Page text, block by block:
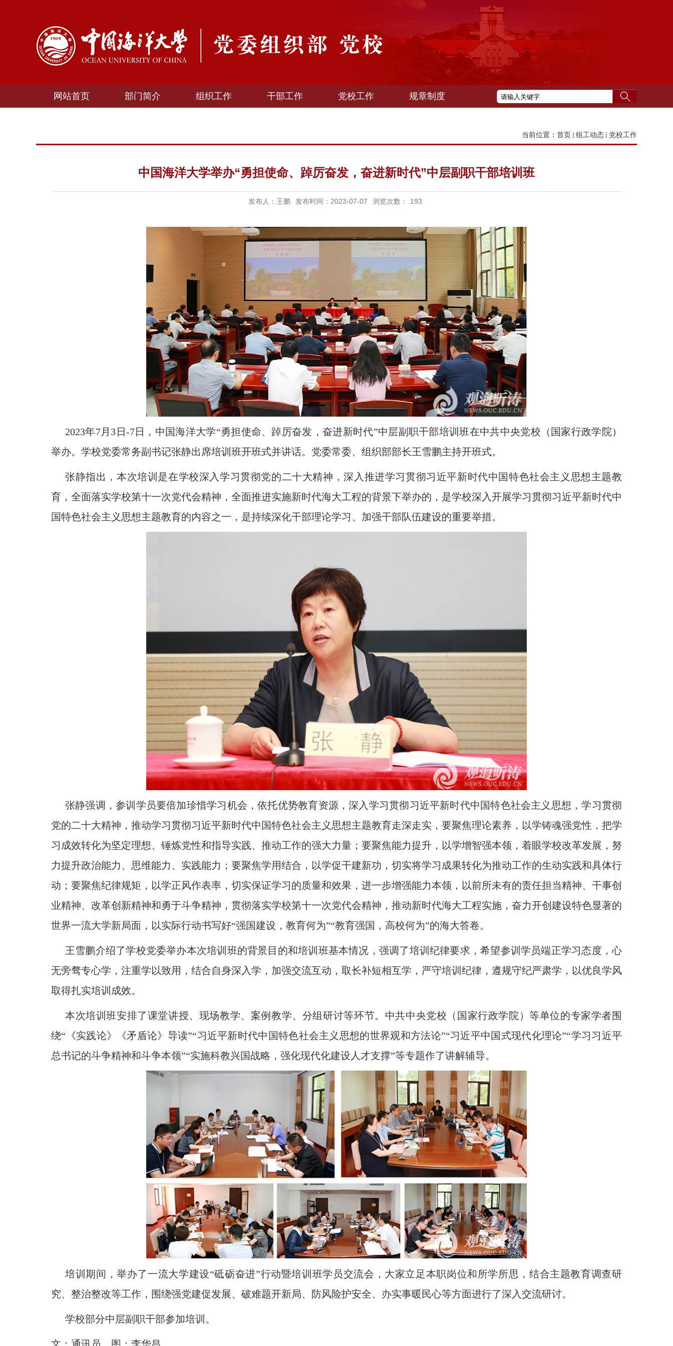
网站首页 部门简介 组织工作 干部工作 党校工作 规章制度
当前位置： 首页 组工动态 党校工作
中国海洋大学举办“勇担使命、踔厉奋发，奋进新时代”中层副职干部培训班
发布人：王鹏 发布时间：2023-07-07 浏览次数： 193
2023年7月3日-7日，中国海洋大学“勇担使命、踔厉奋发，奋进新时代”中层副职干部培训班在中共中央党校（国家行政学院）
举办。学校党委常务副书记张静出席培训班开班式并讲话。党委常委、组织部部长王雪鹏主持开班式。
张静指出，本次培训是在学校深入学习贯彻党的二十大精神，深入推进学习贯彻习近平新时代中国特色社会主义思想主题教
育，全面落实学校第十一次党代会精神，全面推进实施新时代海大工程的背景下举办的，是学校深入开展学习贯彻习近平新时代中
国特色社会主义思想主题教育的内容之一，是持续深化干部理论学习、加强干部队伍建设的重要举措。
张静强调，参训学员要倍加珍惜学习机会，依托优势教育资源，深入学习贯彻习近平新时代中国特色社会主义思想，学习贯彻
党的二十大精神，推动学习贯彻习近平新时代中国特色社会主义思想主题教育走深走实，要聚焦理论素养，以学铸魂强党性，把学
习成效转化为坚定理想、锤炼党性和指导实践、推动工作的强大力量；要聚焦能力提升，以学增智强本领，着眼学校改革发展，努
力提升政治能力、思维能力、实践能力；要聚焦学用结合，以学促干建新功，切实将学习成果转化为推动工作的生动实践和具体行
动；要聚焦纪律规矩，以学正风作表率，切实保证学习的质量和效果，进一步增强能力本领，以前所未有的责任担当精神、干事创
业精神、改革创新精神和勇于斗争精神，贯彻落实学校第十一次党代会精神，推动新时代海大工程实施，奋力开创建设特色显著的
世界一流大学新局面，以实际行动书写好“强国建设，教育何为”“教育强国，高校何为”的海大答卷。
王雪鹏介绍了学校党委举办本次培训班的背景目的和培训班基本情况，强调了培训纪律要求，希望参训学员端正学习态度，心
无旁骛专心学，注重学以致用，结合自身深入学，加强交流互动，取长补短相互学，严守培训纪律，遵规守纪严肃学，以优良学风
取得扎实培训成效。
本次培训班安排了课堂讲授、现场教学、案例教学、分组研讨等环节。中共中央党校（国家行政学院）等单位的专家学者围
绕“《实践论》《矛盾论》导读”“习近平新时代中国特色社会主义思想的世界观和方法论”“习近平中国式现代化理论”“学习习近平
总书记的斗争精神和斗争本领”“实施科教兴国战略，强化现代化建设人才支撑”等专题作了讲解辅导。
培训期间，举办了一流大学建设“砥砺奋进”行动暨培训班学员交流会，大家立足本职岗位和所学所思，结合主题教育调查研
究、整治整改等工作，围绕强党建促发展、破难题开新局、防风险护安全、办实事暖民心等方面进行了深入交流研讨。
学校部分中层副职干部参加培训。